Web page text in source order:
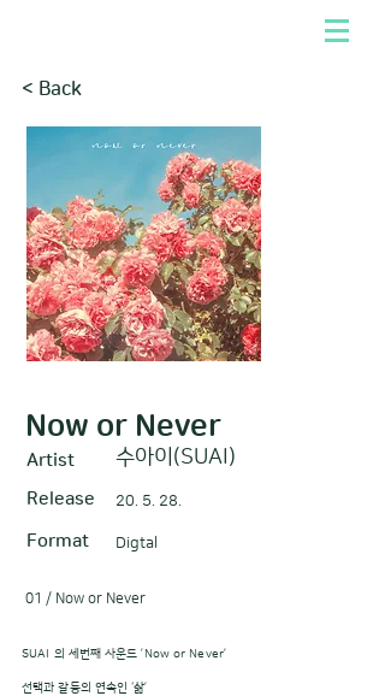
< Back
Now or Never
Artist 수아이(SUAI)
Release 20. 5. 28.
Format Digtal
01 / Now or Never
SUAI 의 세번째 사운드 ’Now or Never’
선택과 갈등의 연속인 ‘삶’